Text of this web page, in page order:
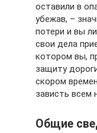
оставили в
убежав, –
потери и вы
свои дела
котором вы,
защиту
скором
зависть всем
Общие